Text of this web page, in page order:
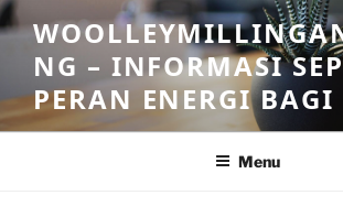
Skip
to
contentNG – INFORMASI
PERAN ENERGI
Menu